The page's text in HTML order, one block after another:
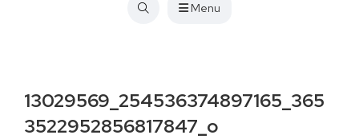
Menu
13029569_254536374897165_365
3522952856817847_o